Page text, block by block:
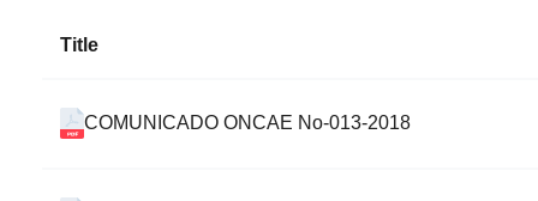
Title
COMUNICADO ONCAE No-013-2018